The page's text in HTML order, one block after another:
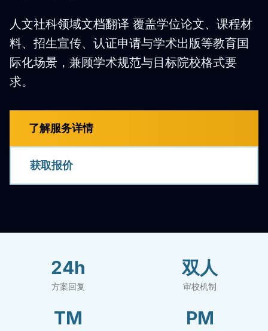
人文社科领域文档翻译 覆盖学位论文、课程材
料、招生宣传、认证申请与学术出版等教育国
际化场景，兼顾学术规范与目标院校格式要
求。
了解服务详情
获取报价
24h
方案回复
双人
审校机制
TM PM